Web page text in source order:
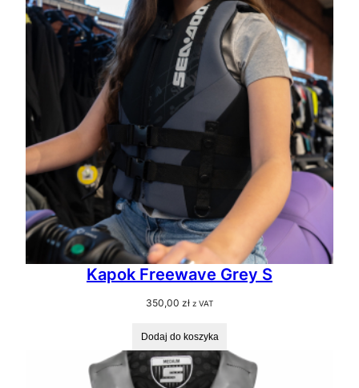
Kapok Freewave Grey S
350,00 zł z VAT
Dodaj do koszyka